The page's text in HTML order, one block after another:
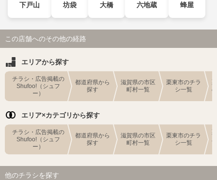
下戸山 坊袋 大橋 六地蔵 蜂屋
この店舗へのその他の経路
エリアから探す
チラシ・広告掲載の
Shufoo!（シュフ
ー）
都道府県から
探す
滋賀県の市区
町村一覧
栗東市のチラ
シ一覧
エリア×カテゴリから探す
チラシ・広告掲載の
Shufoo!（シュフ
ー）
都道府県から
探す
滋賀県の市区
町村一覧
栗東市のチラ
シ一覧
他のチラシを探す